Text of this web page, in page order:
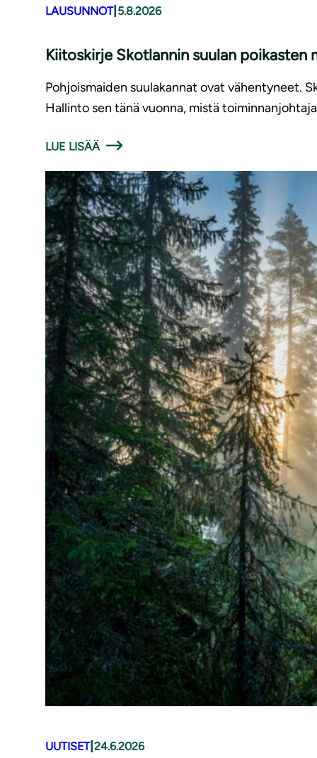
LAUSUNNOT| 5.8.2026
Kiitoskirje Skotlannin suulan poikasten
Pohjoismaiden suulakannat ovat vähentyneet.
Hallinto sen tänä vuonna, mistä
LUE LISÄÄ
UUTISET| 24.6.2026